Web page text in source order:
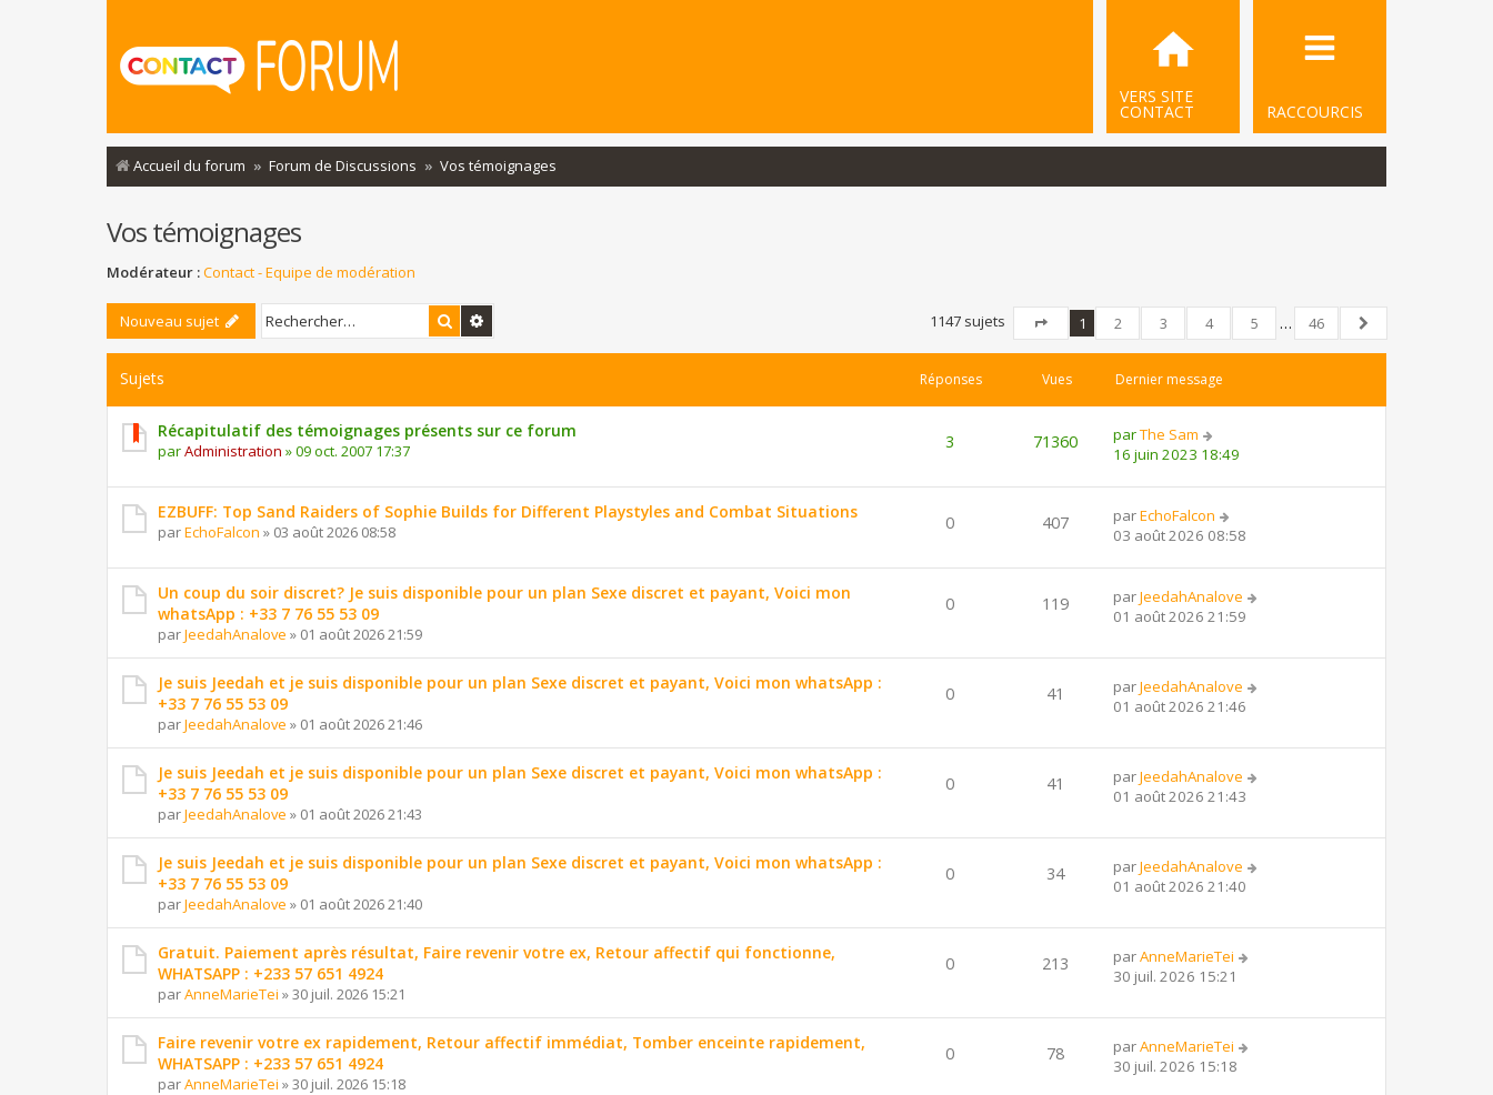
RACCOURCIS
VERS SITE
CONTACT
Accueil du forum Forum de Discussions Vos témoignages
Vos témoignages
Modérateur :Contact - Equipe de modération
Nouveau sujet Rechercher
1147 sujets
Page
sur46
1 2 3 4 5 …
46
Suivant
Sujets Réponses Vues Dernier message
Récapitulatif des témoignages présents sur ce forum
parAdministration »09 oct. 2007 17:37 3 71360 parThe Sam
16 juin 2023 18:49
EZBUFF: Top Sand Raiders of Sophie Builds for Different Playstyles and Combat Situations
parEchoFalcon » 03 août 2026 08:58 0 407 parEchoFalcon
03 août 2026 08:58
Un coup du soir discret? Je suis disponible pour un plan Sexe discret et payant, Voici mon
whatsApp : +33 7 76 55 53 09
parJeedahAnalove » 01 août 2026 21:59
0 119 parJeedahAnalove
01 août 2026 21:59
Je suis Jeedah et je suis disponible pour un plan Sexe discret et payant, Voici mon whatsApp :
+33 7 76 55 53 09
parJeedahAnalove » 01 août 2026 21:46
0 41 parJeedahAnalove
01 août 2026 21:46
Je suis Jeedah et je suis disponible pour un plan Sexe discret et payant, Voici mon whatsApp :
+33 7 76 55 53 09
parJeedahAnalove » 01 août 2026 21:43
0 41 parJeedahAnalove
01 août 2026 21:43
Je suis Jeedah et je suis disponible pour un plan Sexe discret et payant, Voici mon whatsApp :
+33 7 76 55 53 09
parJeedahAnalove » 01 août 2026 21:40
0 34 parJeedahAnalove
01 août 2026 21:40
Gratuit. Paiement après résultat, Faire revenir votre ex, Retour affectif qui fonctionne,
WHATSAPP : +233 57 651 4924
parAnneMarieTei »30 juil. 2026 15:21
0 213 parAnneMarieTei
30 juil. 2026 15:21
Faire revenir votre ex rapidement, Retour affectif immédiat, Tomber enceinte rapidement,
WHATSAPP : +233 57 651 4924
parAnneMarieTei »30 juil. 2026 15:18
0 78 parAnneMarieTei
30 juil. 2026 15:18